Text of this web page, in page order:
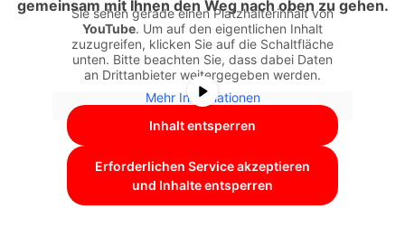
gemeinsam mit Ihnen den Weg nach oben zu gehen.
Sie sehen gerade einen Platzhalterinhalt von
YouTube. Um auf den eigentlichen Inhalt
zuzugreifen, klicken Sie auf die Schaltfläche
unten. Bitte beachten Sie, dass dabei Daten
an Drittanbieter weitergegeben werden.
Mehr Informationen
Inhalt entsperren
Erforderlichen Service akzeptieren
und Inhalte entsperren